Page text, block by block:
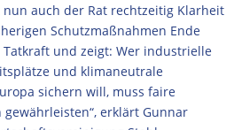
nun auch der Rat rechtzeitig Klarheit
Schutzmaßnahmen Ende
Tatkraft und zeigt: Wer industrielle
und klimaneutrale
sichern will, muss faire
erklärt Gunnar